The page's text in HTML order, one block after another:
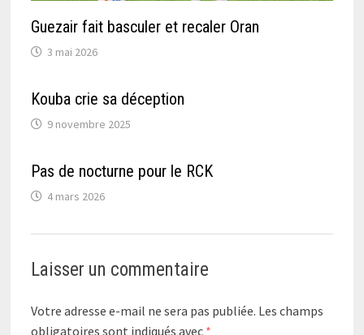
Guezair fait basculer et recaler Oran
3 mai 2026
Kouba crie sa déception
9 novembre 2025
Pas de nocturne pour le RCK
4 mars 2026
Laisser un commentaire
Votre adresse e-mail ne sera pas publiée. Les champs
obligatoires sont indiqués avec *